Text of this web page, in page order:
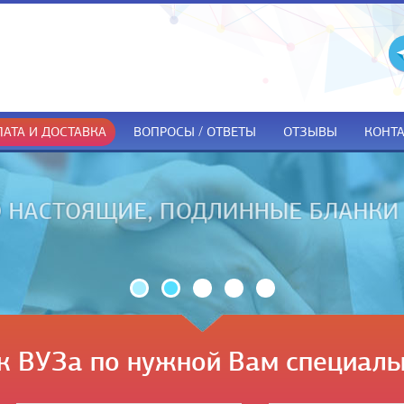
И ДОСТАВКА ВОПРОСЫ / ОТВЕТЫ ОТЗЫВЫ
ТОЛЬКО ПРИ
ВУЗа по нужной Вам